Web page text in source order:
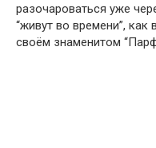
разочароваться уже
“живут во времени”,
своём знаменитом